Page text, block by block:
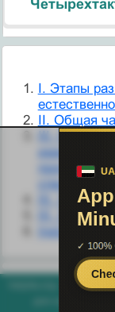
I. Этапы
II. Общая
III. Особые
имеющим
III.
III.
helpiks.org -